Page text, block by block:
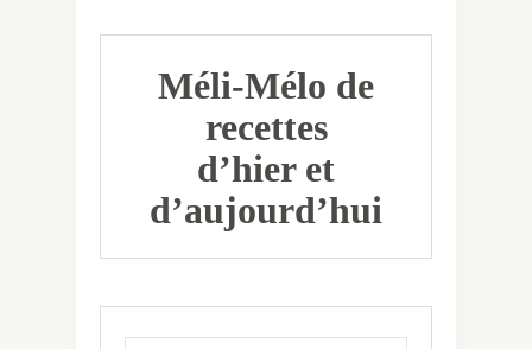
Méli-Mélo de
recettes
d’hier et
d’aujourd’hui